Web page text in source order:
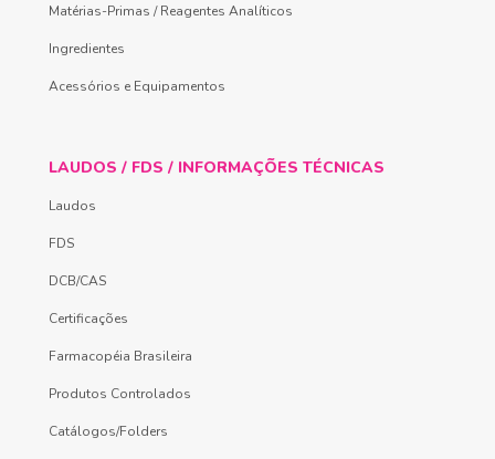
Matérias-Primas / Reagentes Analíticos
Ingredientes
Acessórios e Equipamentos
LAUDOS / FDS / INFORMAÇÕES TÉCNICAS
Laudos
FDS
DCB/CAS
Certificações
Farmacopéia Brasileira
Produtos Controlados
Catálogos/Folders